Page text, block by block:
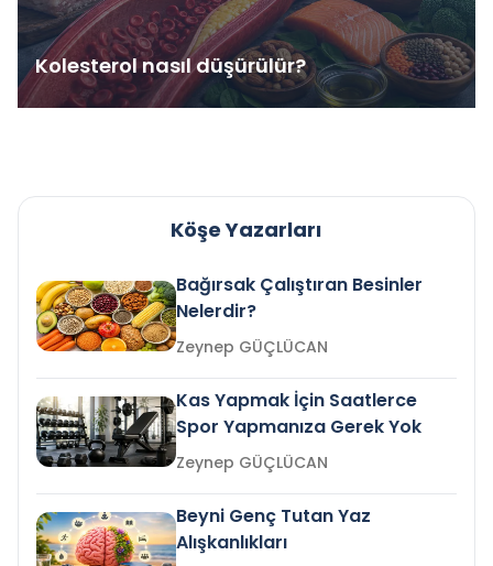
Kolesterol nasıl düşürülür?
Köşe Yazarları
Bağırsak Çalıştıran Besinler
Nelerdir?
Zeynep GÜÇLÜCAN
Kas Yapmak İçin Saatlerce
Spor Yapmanıza Gerek Yok
Zeynep GÜÇLÜCAN
Beyni Genç Tutan Yaz
Alışkanlıkları